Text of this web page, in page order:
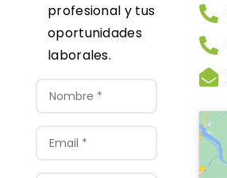
profesional y tus
oportunidades
laborales.